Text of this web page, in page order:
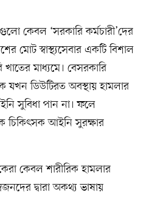
কেবল ‘সরকারি কর্মচারী’দের
মোট স্বাস্থ্যসেবার একটি বিশাল
মাধ্যমে। বেসরকারি
ডিউটিরত অবস্থায় হামলার
সুবিধা পান না। ফলে
চিকিৎসক আইনি সুরক্ষার
কেবল শারীরিক হামলার
দ্বারা অকথ্য ভাষায়